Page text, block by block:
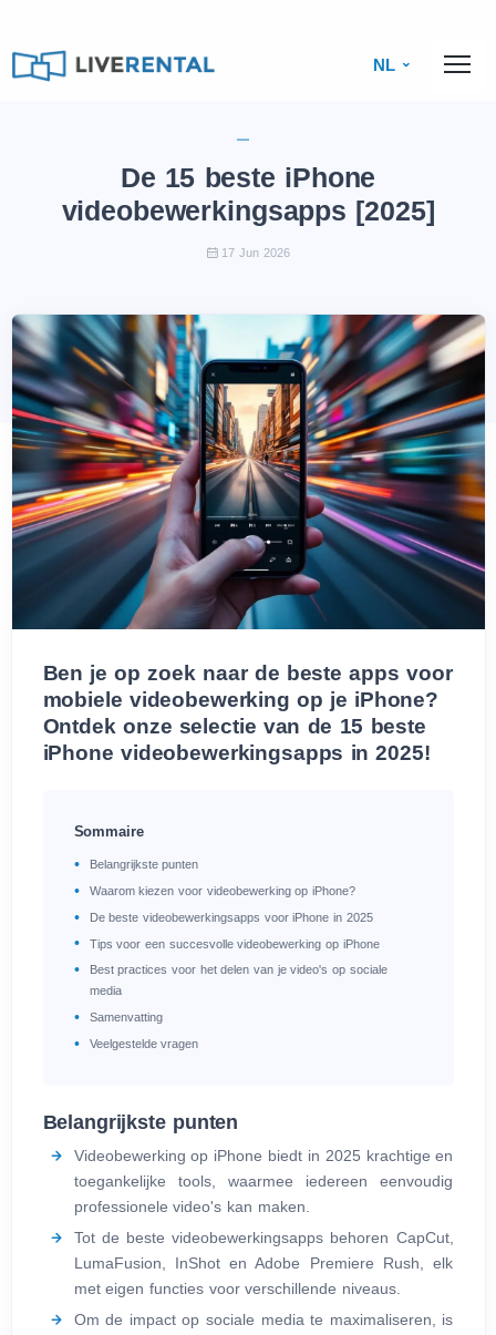
NL
De 15 beste iPhone
videobewerkingsapps [2025]
17 Jun 2026
Ben je op zoek naar de beste apps voor
mobiele videobewerking op je iPhone?
Ontdek onze selectie van de 15 beste
iPhone videobewerkingsapps in 2025!
Sommaire
Belangrijkste punten
Waarom kiezen voor videobewerking op iPhone?
De beste videobewerkingsapps voor iPhone in 2025
Tips voor een succesvolle videobewerking op iPhone
Best practices voor het delen van je video's op sociale
media
Samenvatting
Veelgestelde vragen
Belangrijkste punten
Videobewerking op iPhone biedt in 2025 krachtige en
toegankelijke tools, waarmee iedereen eenvoudig
professionele video's kan maken.
Tot de beste videobewerkingsapps behoren CapCut,
LumaFusion, InShot en Adobe Premiere Rush, elk
met eigen functies voor verschillende niveaus.
Om de impact op sociale media te maximaliseren, is